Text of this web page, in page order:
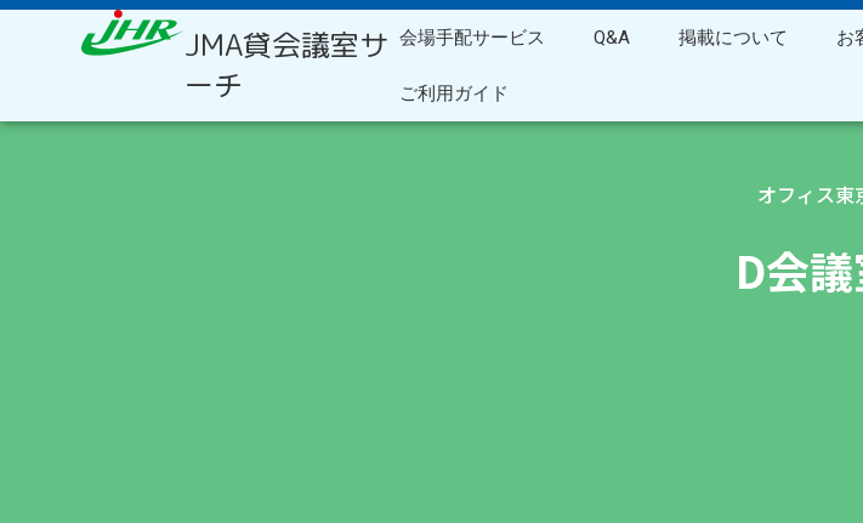
内
キ
JMA貸会議室サ
ーチ
会場手配サービス Q&A 掲載について お
ご利用ガイド
オフィス東
D会